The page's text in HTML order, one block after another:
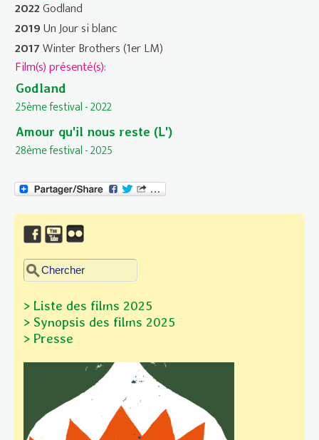
2022Godland
2019Un Jour si blanc
2017Winter Brothers (1er LM)
Film(s) présenté(s):
Godland
25ème festival - 2022
Amour qu'il nous reste (L')
28ème festival - 2025
Formulaire de recherche
Chercher dans ce site
> Liste des films 2025
> Synopsis des films 2025
> Presse